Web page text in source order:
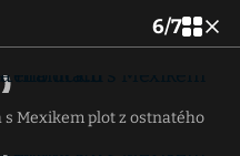
6/7
Mexikem plot z ostnatého